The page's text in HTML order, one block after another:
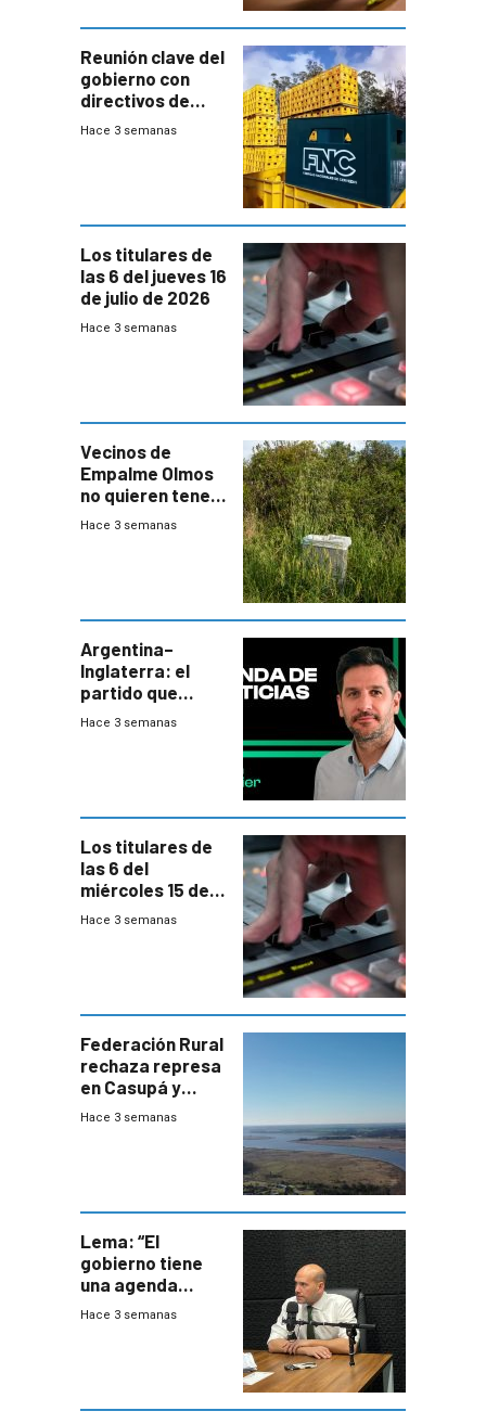
Reunión clave del
gobierno con
directivos de
Fábricas
Hace 3 semanas
Los titulares de
las 6 del jueves 16
de julio de 2026
Hace 3 semanas
Vecinos de
Empalme Olmos
no quieren tener
cerca una planta
departamental
Hace 3 semanas
Argentina–
Inglaterra: el
partido que
nunca termina
Hace 3 semanas
Los titulares de
las 6 del
miércoles 15 de
julio de 2026
Hace 3 semanas
Federación Rural
rechaza represa
en Casupá y
firma demanda
Hace 3 semanas
Lema: “El
gobierno tiene
una agenda
destructiva”
Hace 3 semanas